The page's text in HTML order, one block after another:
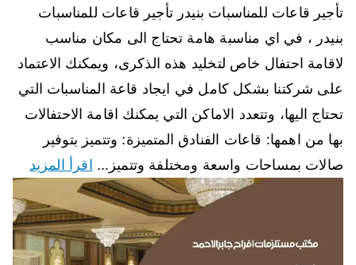
تأجير قاعات للمناسبات بنيدر تأجير قاعات للمناسبات
بنيدر ، في اي مناسبة هامة تحتاج الى مكان مناسب
لاقامة احتفال خاص لتخليد هذه الذكرى، ويمكنك الاعتماد
على شركتنا بشكل كامل في ايجاد قاعة المناسبات التي
تحتاج اليها، وتتعدد الاماكن التي يمكنك اقامة الاحتفالات
بها من اهمها: قاعات الفنادق المتميزة: وتتميز بتوفير
صالات بمساحات واسعة ومختلفة وتتميز… اقرأ المزيد